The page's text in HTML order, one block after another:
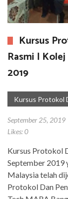
Kursus
Rasmi |
2019
Kursus Protokol
September 25, 2019
Likes:0
Kursus Protokol
September 2019
Malaysia telah
Protokol Dan